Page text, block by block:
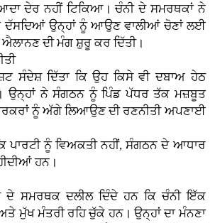
ਦੇਰ ਨਹੀਂ ਟਿਕਿਆ। ਚੰਨੀ ਦੇ ਸਮਰਥਕਾਂ ਨੇ
ਦੱਸਦਿਆਂ ਉਨ੍ਹਾਂ ਨੂੰ ਆਉਣ ਵਾਲੀਆਂ ਚੋਣਾਂ ਲਈ
ਐਲਾਨਣ ਦੀ ਮੰਗ ਸ਼ੁਰੂ ਕਰ ਦਿੱਤੀ।
ਸੰਦੇਸ਼ ਦਿੱਤਾ ਕਿ ਉਹ ਕਿਸੇ ਵੀ ਦਬਾਅ ਹੇਠ
ਉਨ੍ਹਾਂ ਨੇ ਸੰਗਠਨ ਨੂੰ ਪਿੰਡ ਪੱਧਰ ਤੱਕ ਮਜ਼ਬੂਤ
ਨੂੰ ਅੱਗੇ ਲਿਆਉਣ ਦੀ ਰਣਨੀਤੀ ਅਪਣਾਈ
ਪਾਰਟੀ ਨੂੰ ਵਿਅਕਤੀ ਨਹੀਂ, ਸੰਗਠਨ ਦੇ ਆਧਾਰ
ਹਨ।
ਦੇ ਸਮਰਥਕ ਦਲੀਲ ਦਿੰਦੇ ਹਨ ਕਿ ਚੰਨੀ ਇੱਕ
ਮੁੱਖ ਮੰਤਰੀ ਰਹਿ ਚੁੱਕੇ ਹਨ। ਉਨ੍ਹਾਂ ਦਾ ਮੰਨਣਾ